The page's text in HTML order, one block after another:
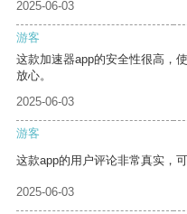
2025-06-03
游客
这款加速器app的安全性很高，
放心。
2025-06-03
游客
这款app的用户评论非常真实，
2025-06-03